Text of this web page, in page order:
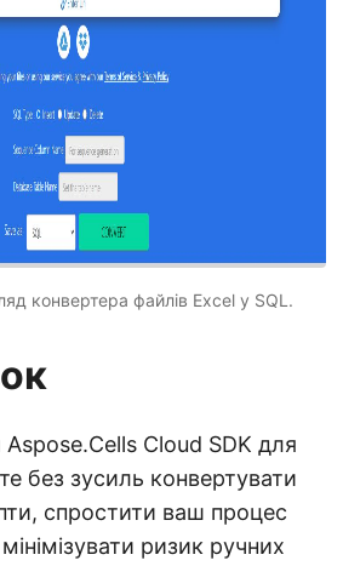
конвертера файлів Excel у SQL.
Cloud SDK для
без зусиль конвертувати
спростити ваш процес
ризик ручних